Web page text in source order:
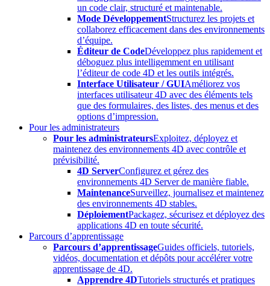
un code clair, structuré et maintenable.
Mode DéveloppementStructurez les projets et
collaborez efficacement dans des environnements
d’équipe.
Éditeur de CodeDéveloppez plus rapidement et
déboguez plus intelligemment en utilisant
l’éditeur de code 4D et les outils intégrés.
Interface Utilisateur / GUIAméliorez vos
interfaces utilisateur 4D avec des éléments tels
que des formulaires, des listes, des menus et des
options d’impression.
Pour les administrateurs
Pour les administrateursExploitez, déployez et
maintenez des environnements 4D avec contrôle et
prévisibilité.
4D ServerConfigurez et gérez des
environnements 4D Server de manière fiable.
MaintenanceSurveillez, journalisez et maintenez
des environnements 4D stables.
DéploiementPackagez, sécurisez et déployez des
applications 4D en toute sécurité.
Parcours d’apprentissage
Parcours d’apprentissageGuides officiels, tutoriels,
vidéos, documentation et dépôts pour accélérer votre
apprentissage de 4D.
Apprendre 4DTutoriels structurés et pratiques